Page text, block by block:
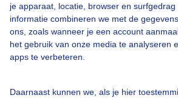
je apparaat, locatie, browser en
informatie combineren we met de
ons, zoals wanneer je een account
het gebruik van onze media te analyseren
apps te verbeteren.
Daarnaast kunnen we, als je hier